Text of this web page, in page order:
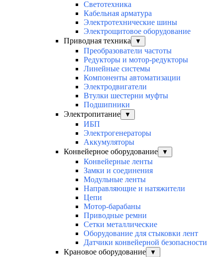
Светотехника
Кабельная арматура
Электротехнические шины
Электрощитовое оборудование
Приводная техника
▼
Преобразователи частоты
Редукторы и мотор-редукторы
Линейные системы
Компоненты автоматизации
Электродвигатели
Втулки шестерни муфты
Подшипники
Электропитание
▼
ИБП
Электрогенераторы
Аккумуляторы
Конвейерное оборудование
▼
Конвейерные ленты
Замки и соединения
Модульные ленты
Направляющие и натяжители
Цепи
Мотор-барабаны
Приводные ремни
Сетки металлические
Оборудование для стыковки лент
Датчики конвейерной безопасности
Крановое оборудование
▼